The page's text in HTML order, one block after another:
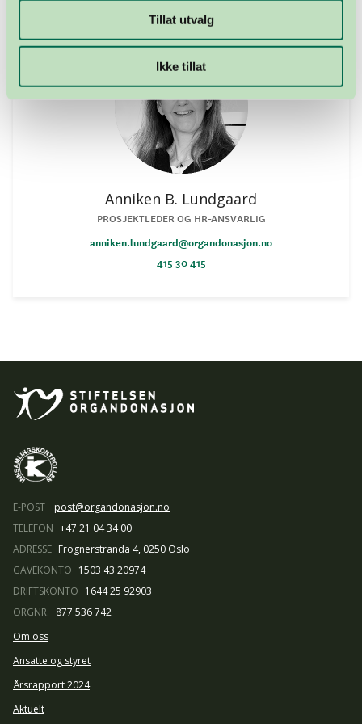
Tillat utvalg
Ikke tillat
Anniken B. Lundgaard
PROSJEKTLEDER OG HR-ANSVARLIG
anniken.lundgaard@organdonasjon.no
415 30 415
E-POST
post@organdonasjon.no
TELEFON +47 21 04 34 00
ADRESSE Frognerstranda 4, 0250 Oslo
GAVEKONTO 1503 43 20974
DRIFTSKONTO 1644 25 92903
ORGNR. 877 536 742
Om oss
Ansatte og styret
Årsrapport 2024
Aktuelt